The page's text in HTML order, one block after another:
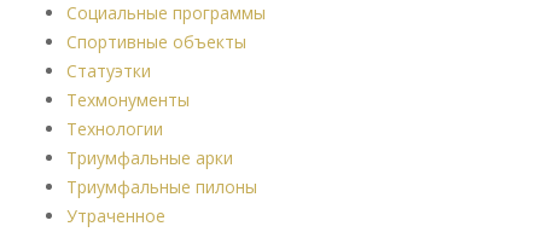
Социальные программы
Спортивные объекты
Статуэтки
Техмонументы
Технологии
Триумфальные арки
Триумфальные пилоны
Утраченное